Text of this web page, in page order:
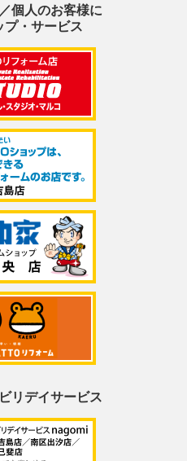
個人のお客様に
プ・サービス
リデイサービス